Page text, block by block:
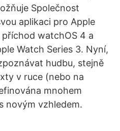
Společnost
aplikaci pro Apple
watchOS 4 a
Watch Series 3. Nyní,
hudbu, stejně
v ruce (nebo na
mnohem
novým vzhledem.